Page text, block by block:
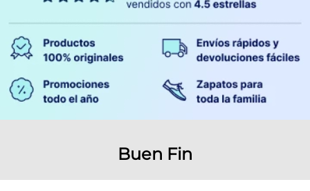
Buen Fin
botas mujer
5. tenis niña